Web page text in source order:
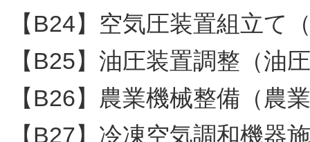
【B24】空気圧装置組立て
【B25】油圧装置調整（油
【B26】農業機械整備（農
【B27】冷凍空気調和機器